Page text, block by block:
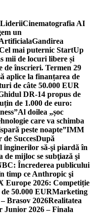
Cinematografia AI
un
Gandirea
mai puternic StartUp
mii de locuri libere și
de înscrieri. Termen 29
aplice la finanțarea de
de câte 50.000 EUR
DR-14 propus de
de 1.000 de euro:
Al doilea „șoc
care va schimba
peste noapte”IMM
SuccesDupă
să-şi piardă în
de mijloc se subţiază şi
Încrederea publicului
timp ce Anthropic şi
Europe 2026: Competiție
50.000 EURMarketing
Brasov 2026Realitatea
Junior 2026 – Finala